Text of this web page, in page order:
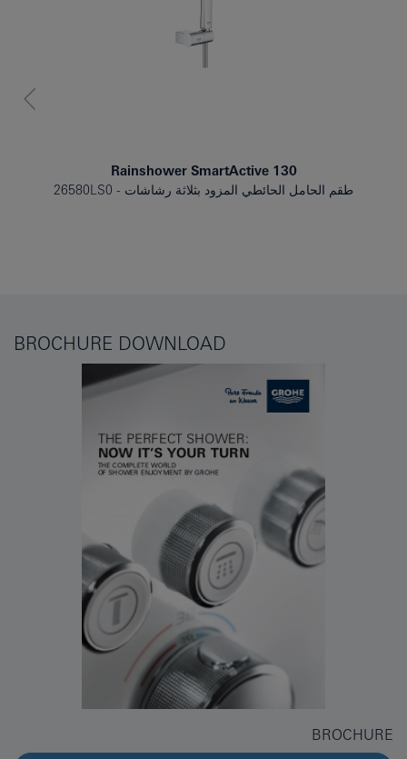
Rainshower SmartActive 130
طقم الحامل الحائطي المزود بثلاثة رشاشات
26580LS0
BROCHURE DOWNLOAD
BROCHURE